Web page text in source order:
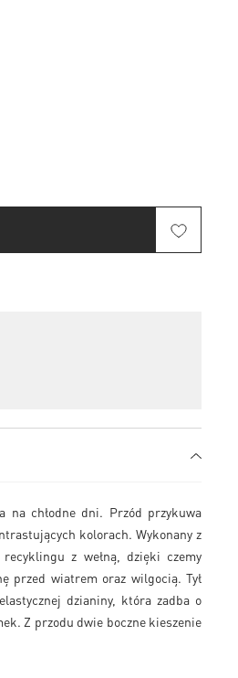
na chłodne dni. Przód przykuwa
kolorach. Wykonany z
recyklingu z wełną, dzięki czemy
przed wiatrem oraz wilgocią. Tył
dzianiny, która zadba o
Z przodu dwie boczne kieszenie